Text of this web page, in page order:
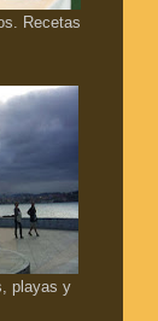
Recetas
playas y